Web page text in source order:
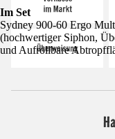
Im Set
Sydney 900-60 Ergo
(hochwertiger Siphon,
und Aufrollbare